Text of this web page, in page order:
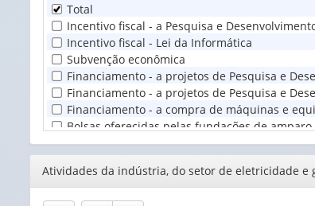
Total
Incentivo fiscal - a Pesquisa e
Incentivo fiscal - Lei da Informática
Subvenção econômica
Financiamento - a projetos de Pesquisa e
Financiamento - a projetos de Pesquisa e
Financiamento - a compra de máquinas e
Bolsas oferecidas pelas fundações de
Aporte de capital de risco
Compras públicas [2014, 2017]
Outros
Editor
Atividades da indústria, do setor de eletricidade e